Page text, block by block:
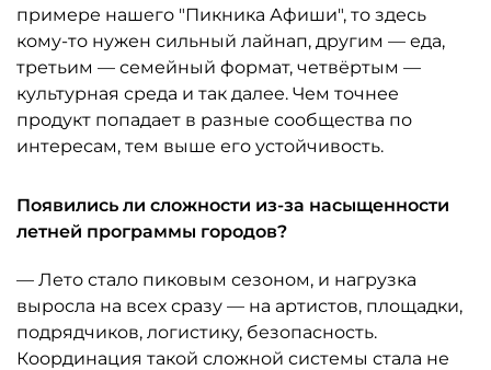
примере нашего "Пикника Афиши", то здесь
кому-то нужен сильный лайнап, другим — еда,
третьим — семейный формат, четвёртым —
культурная среда и так далее. Чем точнее
продукт попадает в разные сообщества по
интересам, тем выше его устойчивость.
Появились ли сложности из-за насыщенности
летней программы городов?
— Лето стало пиковым сезоном, и нагрузка
выросла на всех сразу — на артистов, площадки,
подрядчиков, логистику, безопасность.
Координация такой сложной системы стала не